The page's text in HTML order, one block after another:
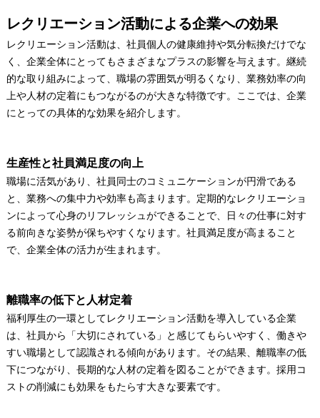
レクリエーション活動による企業への効果
レクリエーション活動は、社員個人の健康維持や気分転換だけでな
く、企業全体にとってもさまざまなプラスの影響を与えます。継続
的な取り組みによって、職場の雰囲気が明るくなり、業務効率の向
上や人材の定着にもつながるのが大きな特徴です。ここでは、企業
にとっての具体的な効果を紹介します。
生産性と社員満足度の向上
職場に活気があり、社員同士のコミュニケーションが円滑である
と、業務への集中力や効率も高まります。定期的なレクリエーショ
ンによって心身のリフレッシュができることで、日々の仕事に対す
る前向きな姿勢が保ちやすくなります。社員満足度が高まること
で、企業全体の活力が生まれます。
離職率の低下と人材定着
福利厚生の一環としてレクリエーション活動を導入している企業
は、社員から「大切にされている」と感じてもらいやすく、働きや
すい職場として認識される傾向があります。その結果、離職率の低
下につながり、長期的な人材の定着を図ることができます。採用コ
ストの削減にも効果をもたらす大きな要素です。